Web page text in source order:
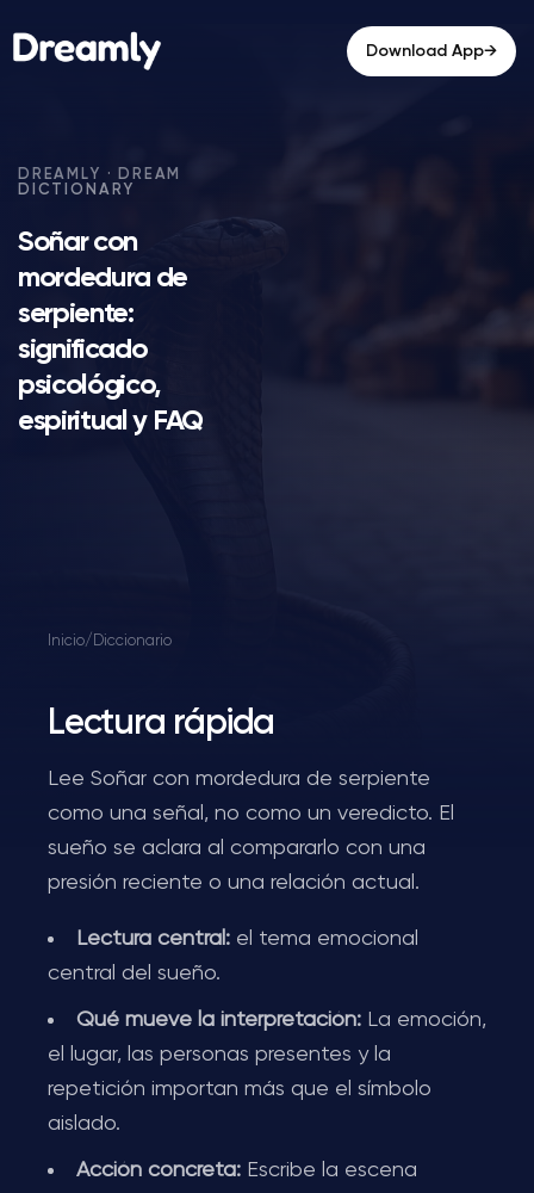
Download App→
Soñar con
mordedura de
serpiente:
significado
psicológico,
espiritual y FAQ
Inicio/ Diccionario
Lectura rápida
Lee Soñar con mordedura de serpiente
como una señal, no como un veredicto. El
sueño se aclara al compararlo con una
presión reciente o una relación actual.
Lectura central: el tema emocional
central del sueño.
Qué mueve la interpretación: La emoción,
el lugar, las personas presentes y la
repetición importan más que el símbolo
aislado.
Acción concreta: Escribe la escena